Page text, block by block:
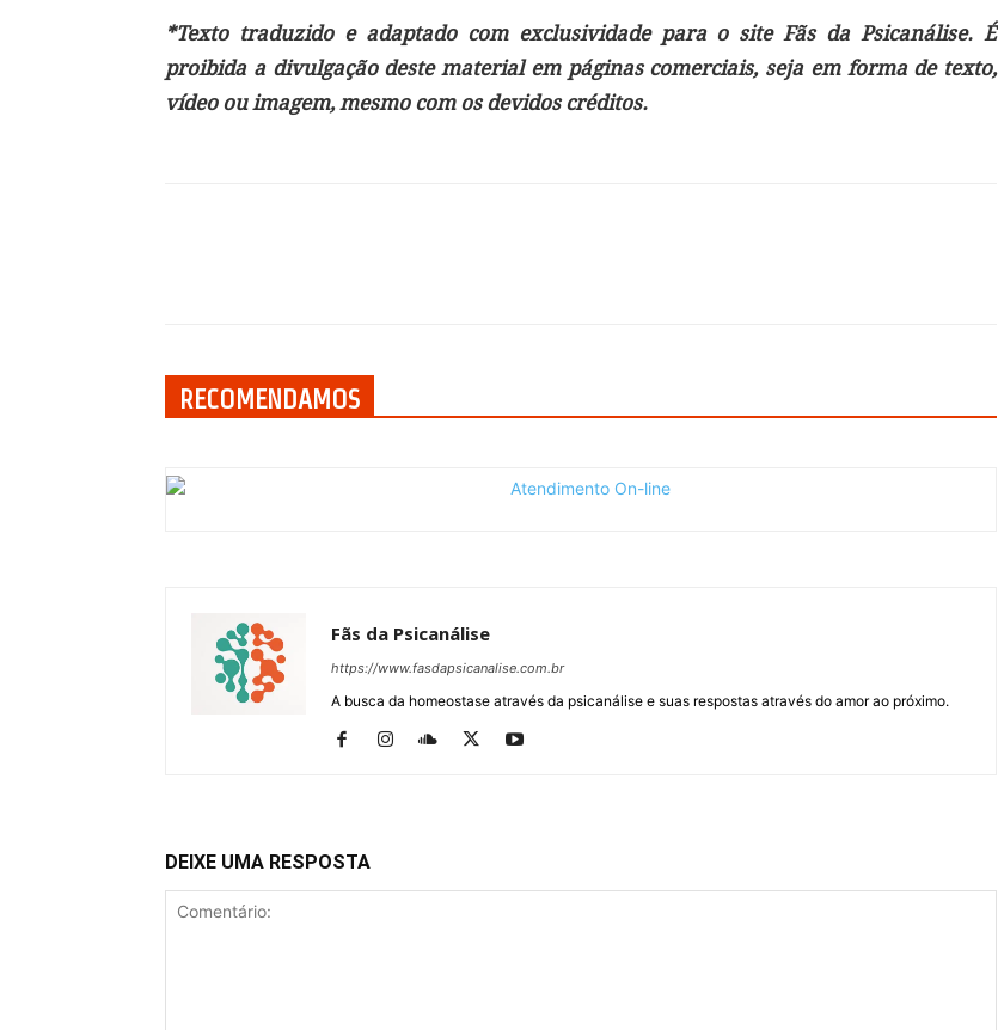
*Texto traduzido e adaptado com exclusividade para o site Fãs da Psicanálise. É
proibida a divulgação deste material em páginas comerciais, seja em forma de texto,
vídeo ou imagem, mesmo com os devidos créditos.
RECOMENDAMOS
Fãs da Psicanálise
https://www.fasdapsicanalise.com.br
A busca da homeostase através da psicanálise e suas respostas através do amor ao próximo.
DEIXE UMA RESPOSTA